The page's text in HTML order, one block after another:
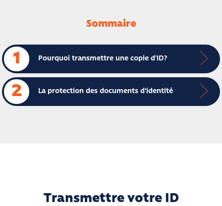
Sommaire
1 Pourquoi transmettre une copie d'ID?
2 La protection des documents d’identité
Transmettre votre ID